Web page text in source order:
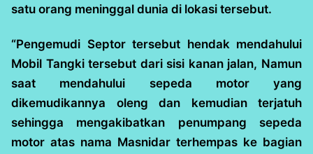
satu orang meninggal dunia di lokasi tersebut.
“Pengemudi Septor tersebut hendak mendahului
Mobil Tangki tersebut dari sisi kanan jalan, Namun
saat mendahului sepeda motor yang
dikemudikannya oleng dan kemudian terjatuh
sehingga mengakibatkan penumpang sepeda
motor atas nama Masnidar terhempas ke bagian